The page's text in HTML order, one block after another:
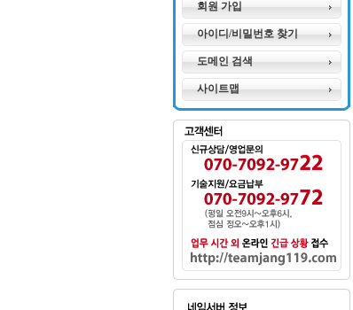
회원 가입
아이디/비밀번호 찾기
도메인 검색
사이트맵